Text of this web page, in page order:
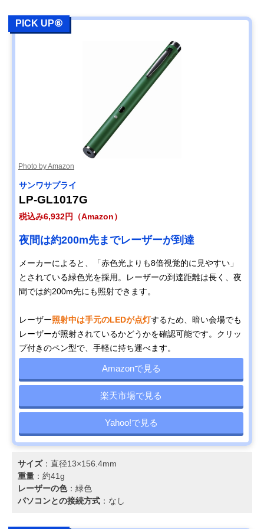
PICK UP⑥
Photo by Amazon
サンワサプライ
LP-GL1017G
税込み6,932円（Amazon）
夜間は約200m先までレーザーが到達
メーカーによると、「赤色光よりも8倍視覚的に見やすい」
とされている緑色光を採用。レーザーの到達距離は長く、夜
間では約200m先にも照射できます。
レーザー照射中は手元のLEDが点灯するため、暗い会場でも
レーザーが照射されているかどうかを確認可能です。クリッ
プ付きのペン型で、手軽に持ち運べます。
Amazonで見る
楽天市場で見る
Yahoo!で見る
サイズ：直径13×156.4mm
重量 ：約41g
レーザーの色：緑色
パソコンとの接続方式 ：なし